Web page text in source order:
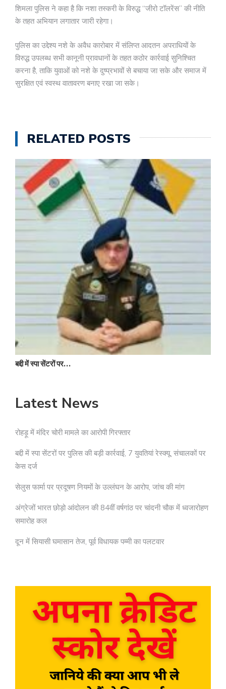
शिमला पुलिस ने कहा है कि नशा तस्करी के विरुद्ध “जीरो टॉलरेंस” की नीति
के तहत अभियान लगातार जारी रहेगा।
पुलिस का उद्देश्य नशे के अवैध कारोबार में संलिप्त आदतन अपराधियों के
विरुद्ध उपलब्ध सभी कानूनी प्रावधानों के तहत कठोर कार्रवाई सुनिश्चित
करना है, ताकि युवाओं को नशे के दुष्प्रभावों से बचाया जा सके और समाज में
सुरक्षित एवं स्वस्थ वातावरण बनाए रखा जा सके।
RELATED POSTS
बद्दी में स्पा सेंटरों पर…
Latest News
रोहड़ू में मंदिर चोरी मामले का आरोपी गिरफ्तार
बद्दी में स्पा सेंटरों पर पुलिस की बड़ी कार्रवाई, 7 युवतियां रेस्क्यू, संचालकों पर
केस दर्ज
सेलुस फार्मा पर प्रदूषण नियमों के उल्लंघन के आरोप, जांच की मांग
अंग्रेजों भारत छोड़ो आंदोलन की 84वीं वर्षगांठ पर चांदनी चौक में ध्वजारोहण
समारोह कल
दून में सियासी घमासान तेज, पूर्व विधायक पम्मी का पलटवार